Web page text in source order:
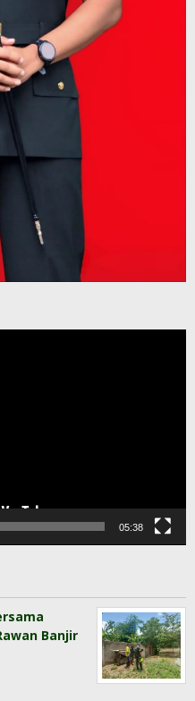
05:38
Banjir